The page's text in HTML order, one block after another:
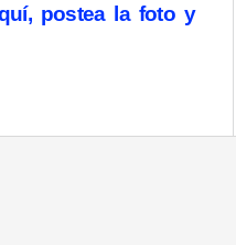
postea la foto y